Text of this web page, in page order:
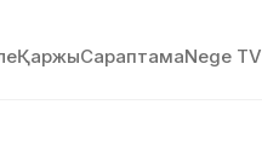
ҚаржыСараптамаNege TV